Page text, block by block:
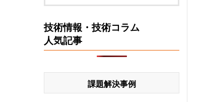
技術情報・技術コラム
人気記事
課題解決事例